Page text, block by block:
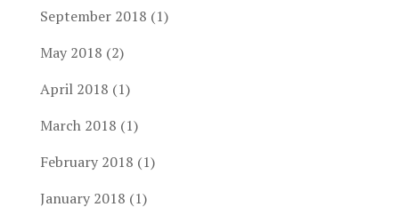
September 2018 (1)
May 2018 (2)
April 2018 (1)
March 2018 (1)
February 2018 (1)
January 2018 (1)